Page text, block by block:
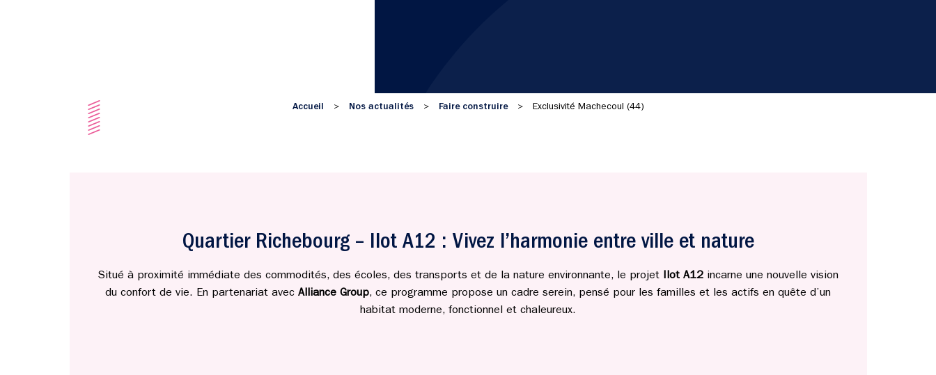
Accueil > Nos actualités > Faire construire > Exclusivité Machecoul (44)
Quartier Richebourg – Ilot A12 : Vivez l’harmonie entre ville et nature
Situé à proximité immédiate des commodités, des écoles, des transports et de la nature environnante, le projet Ilot A12 incarne une nouvelle vision
du confort de vie. En partenariat avec Alliance Group, ce programme propose un cadre serein, pensé pour les familles et les actifs en quête d’un
habitat moderne, fonctionnel et chaleureux.